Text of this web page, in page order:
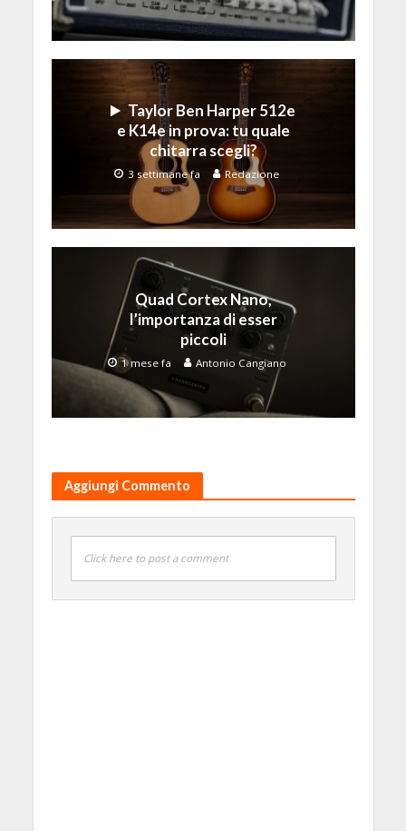
Taylor Ben Harper 512e
e K14e in prova: tu quale
chitarra scegli?
3 settimane fa Redazione
Quad Cortex Nano,
l’importanza di esser
piccoli
1 mese fa Antonio Cangiano
Aggiungi Commento
Click here to post a comment